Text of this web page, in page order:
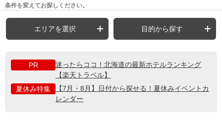
条件を変えてお探しください。
エリアを選択 目的から探す
PR
迷ったらココ！北海道の最新ホテルランキング
【楽天トラベル】
夏休み特集
【7月・8月】日付から探せる！夏休みイベントカ
レンダー